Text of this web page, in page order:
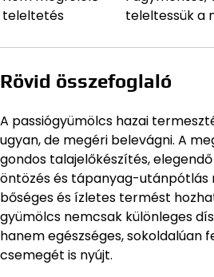
teleltetés
teleltessük a
Rövid összefoglaló
A passiógyümölcs hazai
ugyan, de megéri belevágni. A
gondos talajelőkészítés,
öntözés és tápanyag-
bőséges és ízletes termést
gyümölcs nemcsak különleges
hanem egészséges, sokoldalúan
csemegét is nyújt.